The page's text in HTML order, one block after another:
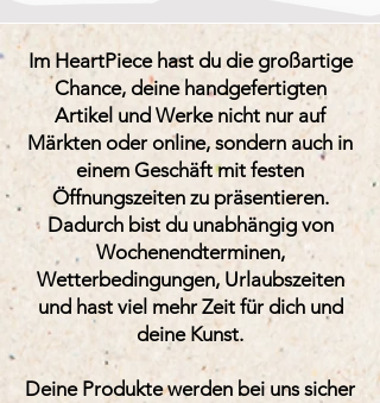
Im HeartPiece hast du die großartige
Chance, deine handgefertigten
Artikel und Werke nicht nur auf
Märkten oder online, sondern auch in
einem Geschäft mit festen
Öffnungszeiten zu präsentieren.
Dadurch bist du unabhängig von
Wochenendterminen,
Wetterbedingungen, Urlaubszeiten
und hast viel mehr Zeit für dich und
deine Kunst.
Deine Produkte werden bei uns sicher